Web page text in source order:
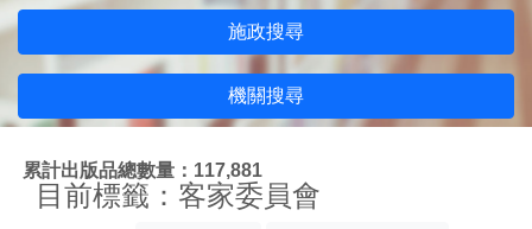
施政搜尋
機關搜尋
累計出版品總數量：117,881
目前標籤：客家委員會